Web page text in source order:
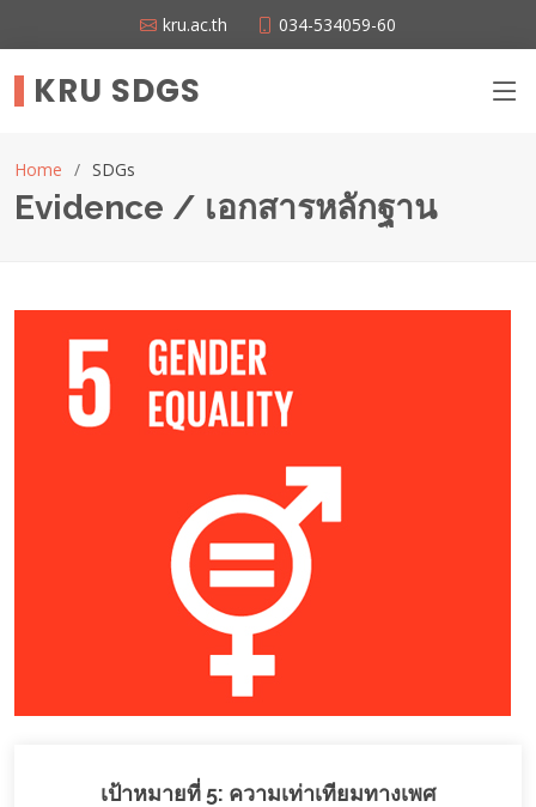
kru.ac.th 034-534059-60
KRU SDGS
Home SDGs
Evidence / เอกสารหลักฐาน
เป้าหมายที่ 5: ความเท่าเทียมทางเพศ